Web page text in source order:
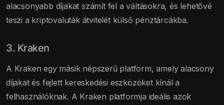
alacsonyabb díjakat számít fel a váltásokra, és lehetővé
teszi a kriptovaluták átvitelét külső pénztárcákba.
3. Kraken
A Kraken egy másik népszerű platform, amely alacsony
díjakat és fejlett kereskedési eszközöket kínál a
felhasználóknak. A Kraken platformja ideális azok